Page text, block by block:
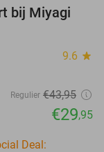
bij Miyagi
9.6 star
Regulier €43,95
€29,95
Deal: